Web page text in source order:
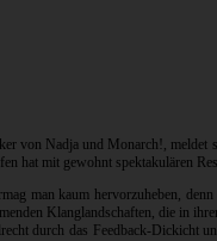
von Nadja und Monarch!,
hat mit gewohnt spektakulären
man kaum hervorzuheben,
Klanglandschaften, die
durch das Feedback-